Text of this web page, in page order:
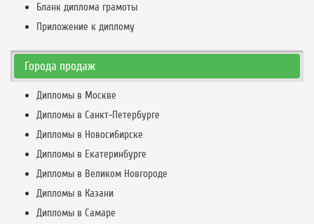
Бланк диплома грамоты
Приложение к диплому
Города продаж
Дипломы в Москве
Дипломы в Санкт-Петербурге
Дипломы в Новосибирске
Дипломы в Екатеринбурге
Дипломы в Великом Новгороде
Дипломы в Казани
Дипломы в Самаре